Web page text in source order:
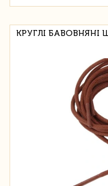
КРУГЛІ БАВОВНЯНІ